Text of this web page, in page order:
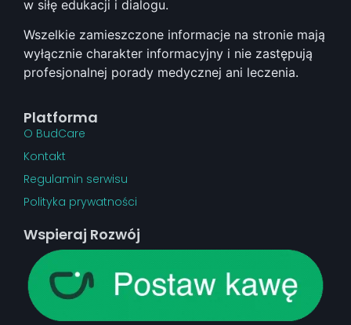
w siłę edukacji i dialogu.
Wszelkie zamieszczone informacje na stronie mają
wyłącznie charakter informacyjny i nie zastępują
profesjonalnej porady medycznej ani leczenia.
Platforma
O BudCare
Kontakt
Regulamin serwisu
Polityka prywatności
Wspieraj Rozwój